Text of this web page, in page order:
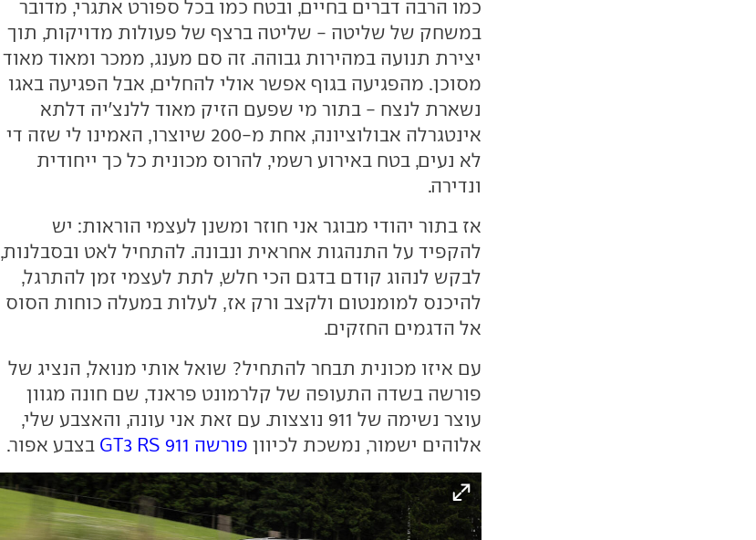
כמו הרבה דברים בחיים, ובטח כמו בכל ספורט אתגרי, מדובר
במשחק של שליטה - שליטה ברצף של פעולות מדויקות, תוך
יצירת תנועה במהירות גבוהה. זה סם מענג, ממכר ומאוד מאוד
מסוכן. מהפגיעה בגוף אפשר אולי להחלים, אבל הפגיעה באגו
נשארת לנצח - בתור מי שפעם הזיק מאוד ללנצ'יה דלתא
אינטגרלה אבולוציונה, אחת מ-200 שיוצרו, האמינו לי שזה די
לא נעים, בטח באירוע רשמי, להרוס מכונית כל כך ייחודית
ונדירה.
אז בתור יהודי מבוגר אני חוזר ומשנן לעצמי הוראות: יש
להקפיד על התנהגות אחראית ונבונה. להתחיל לאט ובסבלנות,
לבקש לנהוג קודם בדגם הכי חלש, לתת לעצמי זמן להתרגל,
להיכנס למומנטום ולקצב ורק אז, לעלות במעלה כוחות הסוס
אל הדגמים החזקים.
עם איזו מכונית תבחר להתחיל? שואל אותי מנואל, הנציג של
פורשה בשדה התעופה של קלרמונט פראנד, שם חונה מגוון
עוצר נשימה של 911 נוצצות. עם זאת אני עונה, והאצבע שלי,
אלוהים ישמור, נמשכת לכיוון פורשה 911 GT3 RS בצבע אפור.